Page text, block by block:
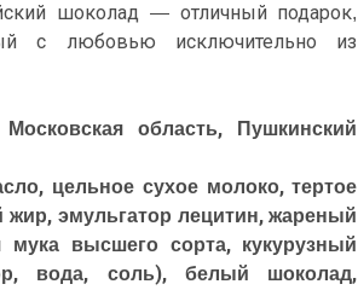
шоколад — отличный подарок,
с любовью исключительно из
область, Пушкинский
цельное сухое молоко, тертое
эмульгатор лецитин, жареный
высшего сорта, кукурузный
вода, соль), белый шоколад,